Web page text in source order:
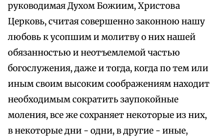
руководимая Духом Божиим, Христова
Церковь, считая совершенно законною нашу
любовь к усопшим и молитву о них нашей
обязанностью и неотъемлемой частью
богослужения, даже и тогда, когда по тем или
иным своим высоким соображениям находит
необходимым сократить заупокойные
моления, все же сохраняет некоторые из них,
в некоторые дни - одни, в другие - иные,